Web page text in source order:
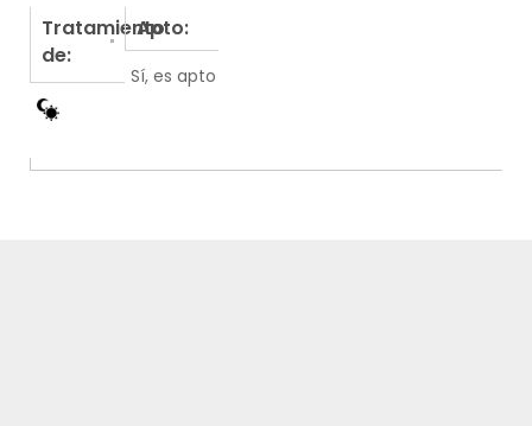
Tratamiento
de:
Apto:
Sí, es apto